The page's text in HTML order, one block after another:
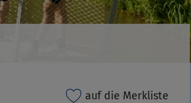
auf die Merkliste